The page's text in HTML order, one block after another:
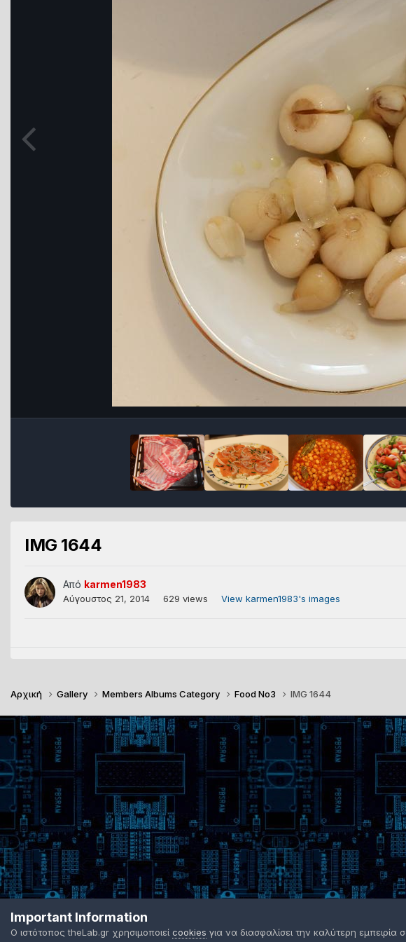
IMG 1644
Από karmen1983
Αύγουστος 21, 2014 629 views View karmen1983's images
Αρχική Gallery Members Albums Category Food No3 IMG 1644
Important Information
Ο ιστότοπος theLab.gr χρησιμοποιεί cookies για να διασφαλίσει την καλύτερη